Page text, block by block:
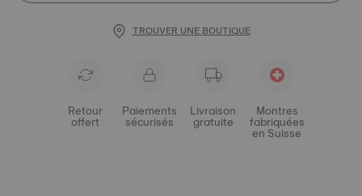
TROUVER UNE BOUTIQUE
Retour
offert
Paiements
sécurisés
Livraison
gratuite
Montres
fabriquées
en Suisse